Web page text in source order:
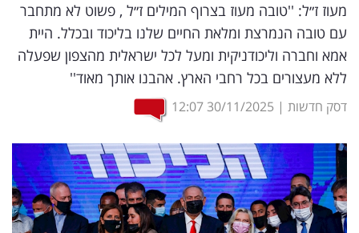
שיווק
ופרסום
משפט
מדדים
ומחקרים
דעות
רכילות
מעוז ז״ל: ''טובה מעוז בצרוף המילים ז״ל , פשוט לא מתחבר
עם טובה הנמרצת ומלאת החיים שלנו בליכוד ובכלל. היית
אמא וחברה וליכודניקית ומעל לכל ישראלית מהצפון שפעלה
ללא מעצורים בכל רחבי הארץ. אהבנו אותך מאוד''
דסק חדשות |
30/11/2025
12:07